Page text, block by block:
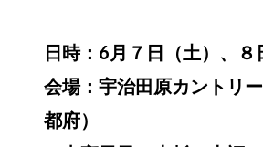
日時：6月７日（土）、８
会場：宇治田原カントリ
都府）